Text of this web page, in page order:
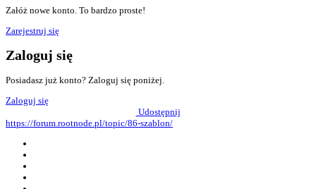
Załóż nowe konto. To bardzo proste!
Zarejestruj się
Zaloguj się
Posiadasz już konto? Zaloguj się poniżej.
Zaloguj się
Udostępnij
https://forum.rootnode.pl/topic/86-szablon/